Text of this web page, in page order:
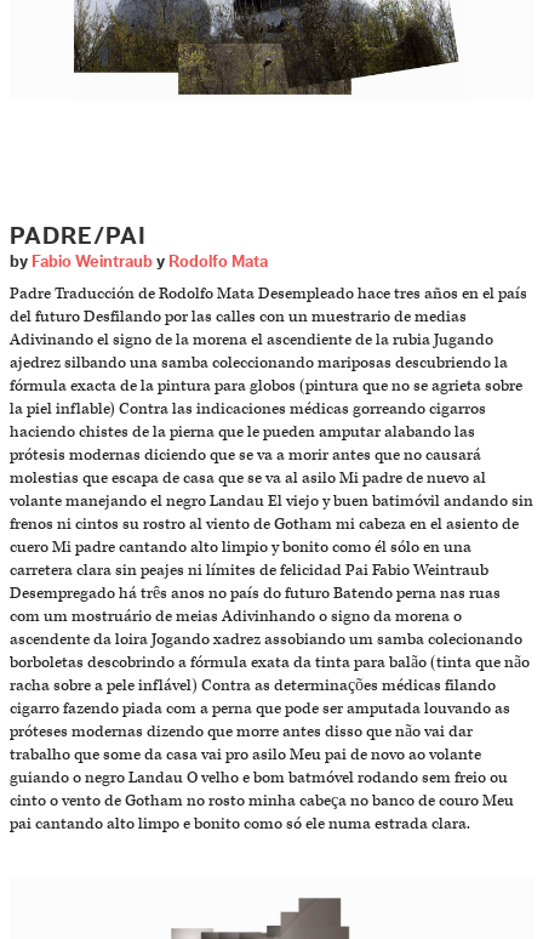
PADRE/PAI
by Fabio Weintraub y Rodolfo Mata
Padre Traducción de Rodolfo Mata Desempleado hace tres años en el país
del futuro Desfilando por las calles con un muestrario de medias
Adivinando el signo de la morena el ascendiente de la rubia Jugando
ajedrez silbando una samba coleccionando mariposas descubriendo la
fórmula exacta de la pintura para globos (pintura que no se agrieta sobre
la piel inflable) Contra las indicaciones médicas gorreando cigarros
haciendo chistes de la pierna que le pueden amputar alabando las
prótesis modernas diciendo que se va a morir antes que no causará
molestias que escapa de casa que se va al asilo Mi padre de nuevo al
volante manejando el negro Landau El viejo y buen batimóvil andando sin
frenos ni cintos su rostro al viento de Gotham mi cabeza en el asiento de
cuero Mi padre cantando alto limpio y bonito como él sólo en una
carretera clara sin peajes ni límites de felicidad Pai Fabio Weintraub
Desempregado há três anos no país do futuro Batendo perna nas ruas
com um mostruário de meias Adivinhando o signo da morena o
ascendente da loira Jogando xadrez assobiando um samba colecionando
borboletas descobrindo a fórmula exata da tinta para balão (tinta que não
racha sobre a pele inflável) Contra as determinações médicas filando
cigarro fazendo piada com a perna que pode ser amputada louvando as
próteses modernas dizendo que morre antes disso que não vai dar
trabalho que some da casa vai pro asilo Meu pai de novo ao volante
guiando o negro Landau O velho e bom batmóvel rodando sem freio ou
cinto o vento de Gotham no rosto minha cabeça no banco de couro Meu
pai cantando alto limpo e bonito como só ele numa estrada clara.